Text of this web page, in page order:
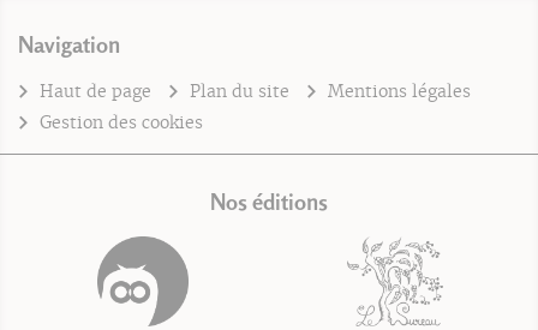
Navigation
Haut de page Plan du site
Mentions légales
Gestion des cookies
Nos éditions